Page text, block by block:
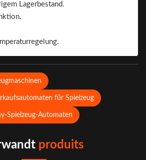
Lagerbestand.
für Spielzeug
Spielzeug-Automaten
produits